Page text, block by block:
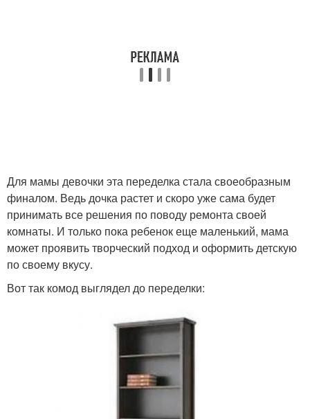
Для мамы девочки эта переделка стала своеобразным
финалом. Ведь дочка растет и скоро уже сама будет
принимать все решения по поводу ремонта своей
комнаты. И только пока ребенок еще маленький, мама
может проявить творческий подход и оформить детскую
по своему вкусу.
Вот так комод выглядел до переделки: